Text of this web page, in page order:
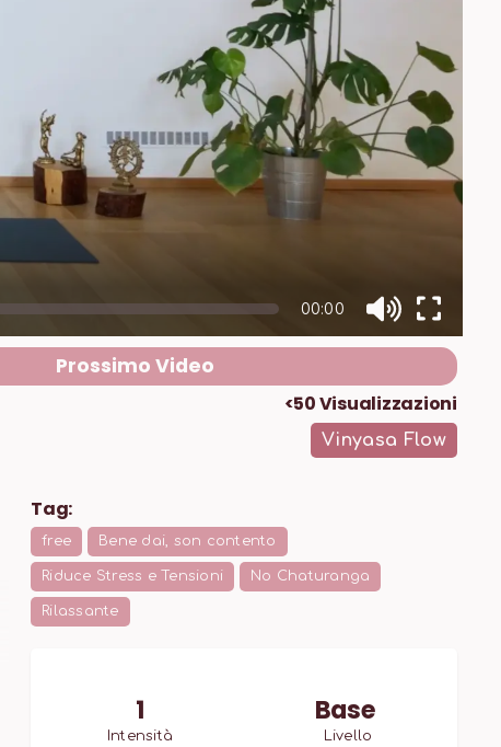
00:00
Prossimo Video
<50Visualizzazioni
Vinyasa Flow
Tag:
free Bene dai, son contento
Riduce Stress e Tensioni No Chaturanga
Rilassante
1
Intensità
Base
Livello